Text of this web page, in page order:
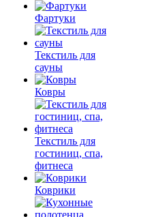
Фартуки
Текстиль для
сауны
Ковры
Текстиль для
гостиниц, спа,
фитнеса
Коврики